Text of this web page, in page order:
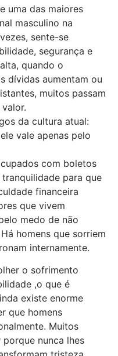
uma das maiores
masculino na
sente-se
segurança e
quando o
dívidas aumentam ou
muitos passam
da cultura atual:
vale apenas pelo
com boletos
para que
financeira
que vivem
medo de não
homens que sorriem
internamente.
o sofrimento
,o que é
existe enorme
que homens
Muitos
nunca lhes